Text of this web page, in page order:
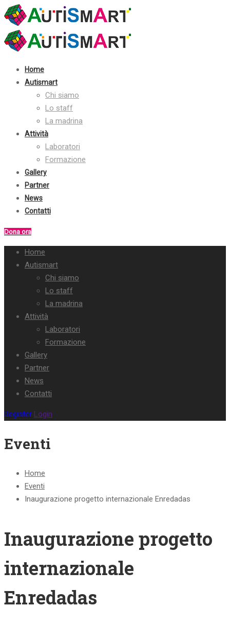
Home
Autismart
Chi siamo
Lo staff
La madrina
Attività
Laboratori
Formazione
Gallery
Partner
News
Contatti
Dona ora
Home
Autismart
Chi siamo
Lo staff
La madrina
Attività
Laboratori
Formazione
Gallery
Partner
News
Contatti
Register Login
Eventi
Home
Eventi
Inaugurazione progetto internazionale Enredadas
Inaugurazione progetto
internazionale
Enredadas